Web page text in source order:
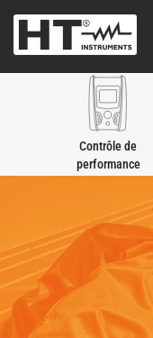
Contrôle de
performance